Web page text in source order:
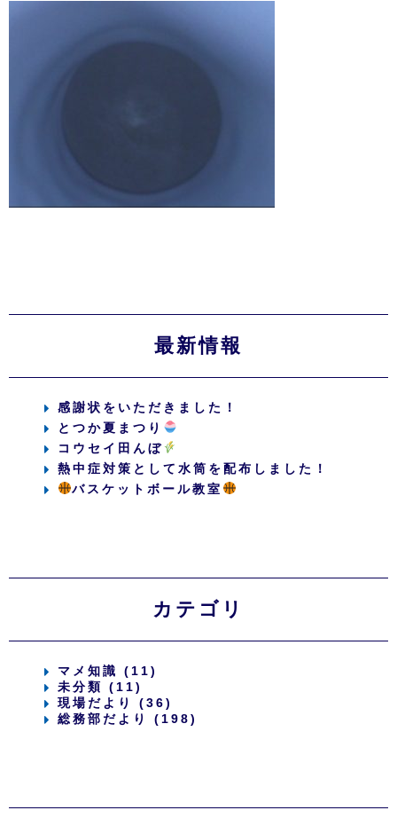
最新情報
感謝状をいただきました！
とつか夏まつり
コウセイ田んぼ
熱中症対策として水筒を配布しました！
バスケットボール教室
カテゴリ
マメ知識 (11)
未分類 (11)
現場だより (36)
総務部だより (198)